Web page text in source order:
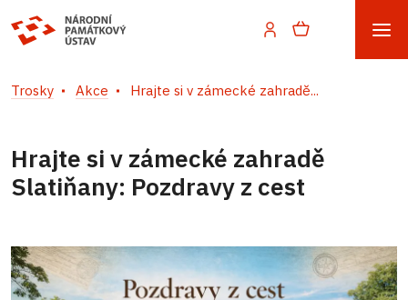
Trosky Akce Hrajte si v zámecké zahradě...
Hrajte si v zámecké zahradě
Slatiňany: Pozdravy z cest